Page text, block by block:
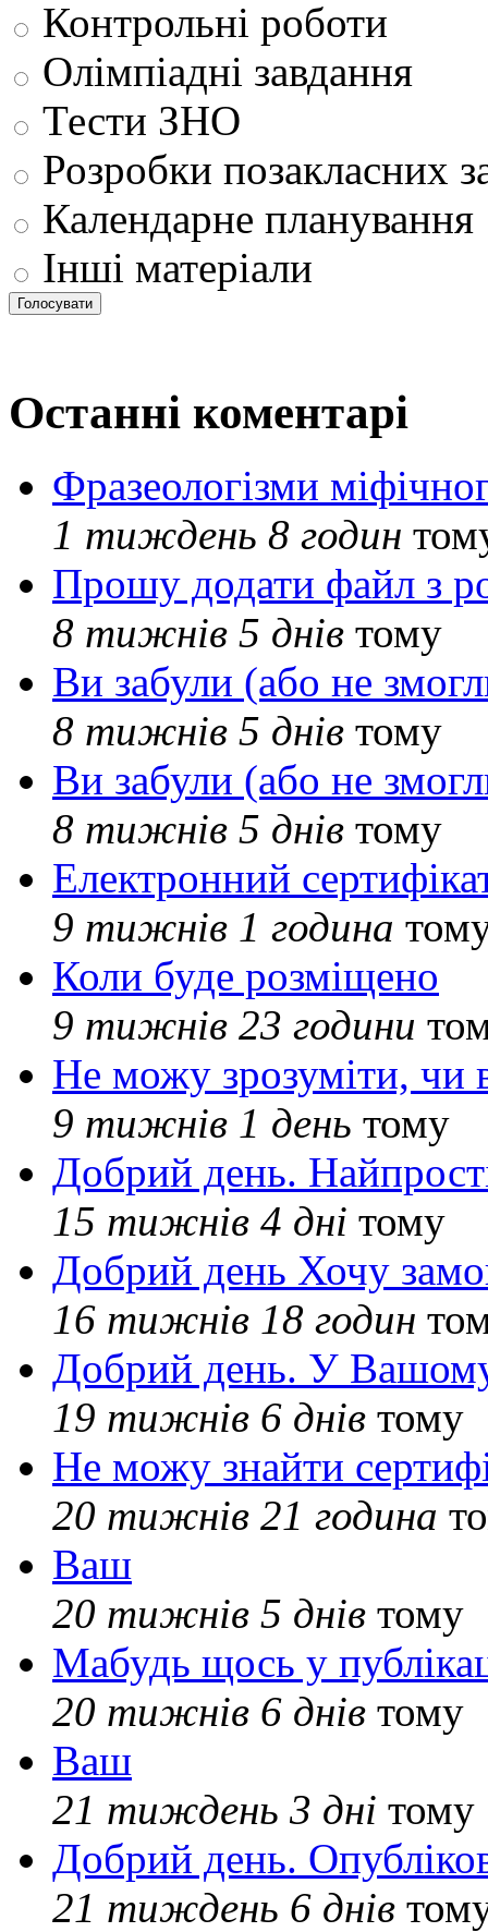
Контрольні роботи
Олімпіадні завдання
Тести ЗНО
Розробки позакласних
Календарне планування
Інші матеріали
Останні коментарі
Фразеологізми
1 тиждень 8 годин
Прошу додати файл з
8 тижнів 5 днів тому
Ви забули (або не
8 тижнів 5 днів тому
Ви забули (або не
8 тижнів 5 днів тому
Електронний
9 тижнів 1 година
Коли буде розміщено
9 тижнів 23 години
Не можу зрозуміти, чи
9 тижнів 1 день тому
Добрий день.
15 тижнів 4 дні тому
Добрий день Хочу
16 тижнів 18 годин
Добрий день. У Вашому
19 тижнів 6 днів тому
Не можу знайти
20 тижнів 21 година
Ваш
20 тижнів 5 днів тому
Мабудь щось у
20 тижнів 6 днів тому
Ваш
21 тиждень 3 дні тому
Добрий день.
21 тиждень 6 днів